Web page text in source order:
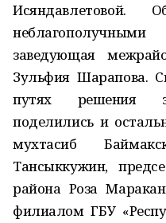
заведующая
Зульфия Шарапова.
путях решения
поделились и
мухтасиб
Тансыккужин,
района Роза
филиалом ГБУ